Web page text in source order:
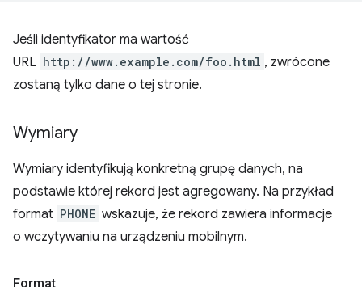
Jeśli identyfikator ma wartość
URL http://www.example.com/foo.html , zwrócone
zostaną tylko dane o tej stronie.
Wymiary
Wymiary identyfikują konkretną grupę danych, na
podstawie której rekord jest agregowany. Na przykład
format PHONE wskazuje, że rekord zawiera informacje
o wczytywaniu na urządzeniu mobilnym.
Format